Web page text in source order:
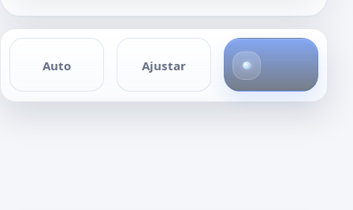
Auto Ajustar
o
t